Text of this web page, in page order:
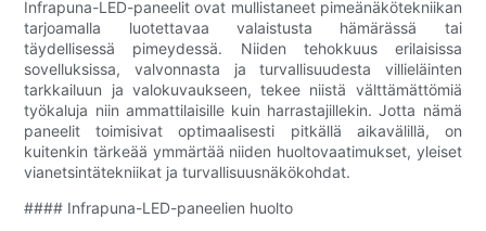
Infrapuna-LED-paneelit ovat mullistaneet pimeänäkötekniikan
tarjoamalla luotettavaa valaistusta hämärässä tai
täydellisessä pimeydessä. Niiden tehokkuus erilaisissa
sovelluksissa, valvonnasta ja turvallisuudesta villieläinten
tarkkailuun ja valokuvaukseen, tekee niistä välttämättömiä
työkaluja niin ammattilaisille kuin harrastajillekin. Jotta nämä
paneelit toimisivat optimaalisesti pitkällä aikavälillä, on
kuitenkin tärkeää ymmärtää niiden huoltovaatimukset, yleiset
vianetsintätekniikat ja turvallisuusnäkökohdat.
#### Infrapuna-LED-paneelien huolto